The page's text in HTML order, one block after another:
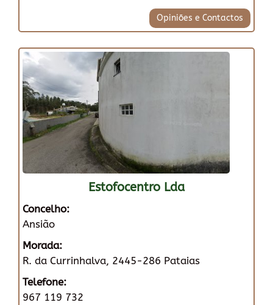
Opiniões e Contactos
Estofocentro Lda
Concelho:
Ansião
Morada:
R. da Currinhalva, 2445-286 Pataias
Telefone:
967 119 732